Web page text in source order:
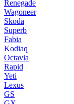
Renegade
Wagoneer
Skoda
Superb
Fabia
Kodiaq
Octavia
Rapid
Yeti
Lexus
GS